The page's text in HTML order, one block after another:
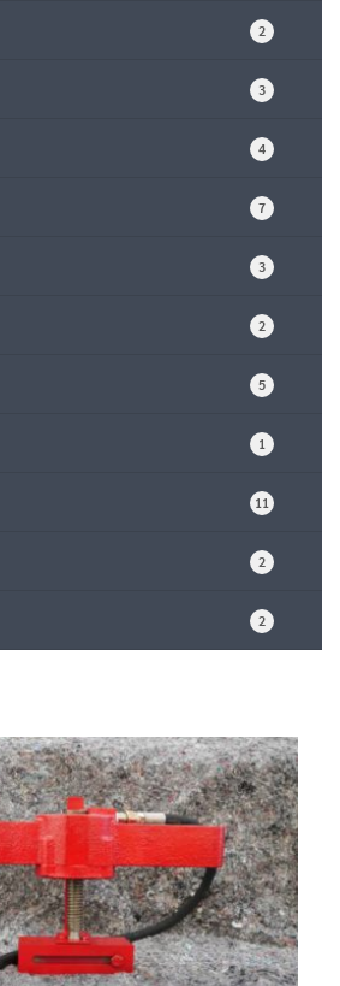
2
3
4
7
3
2
5
1
11
2
2